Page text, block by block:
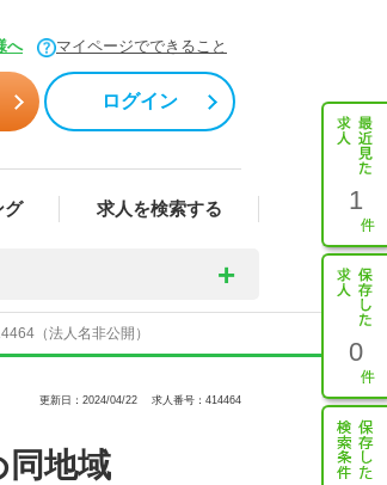
へ マイページでできること
ログイン
グ 求人を検索する 1
0
（法人名非公開）
更新日：2024/04/22 求人番号：414464
同地域